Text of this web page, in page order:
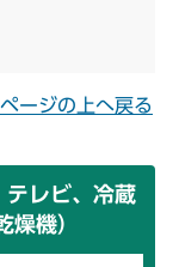
ージの上へ戻る
テレビ、冷蔵
燥機）